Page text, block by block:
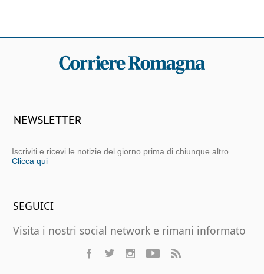
NEWSLETTER
Iscriviti e ricevi le notizie del giorno prima di chiunque altro
Clicca qui
SEGUICI
Visita i nostri social network e rimani informato